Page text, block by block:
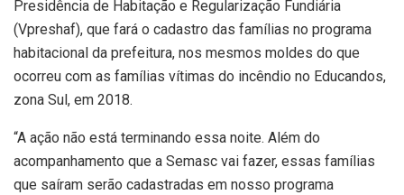
Presidência de Habitação e Regularização Fundiária
(Vpreshaf), que fará o cadastro das famílias no programa
habitacional da prefeitura, nos mesmos moldes do que
ocorreu com as famílias vítimas do incêndio no Educandos,
zona Sul, em 2018.
“A ação não está terminando essa noite. Além do
acompanhamento que a Semasc vai fazer, essas famílias
que saíram serão cadastradas em nosso programa